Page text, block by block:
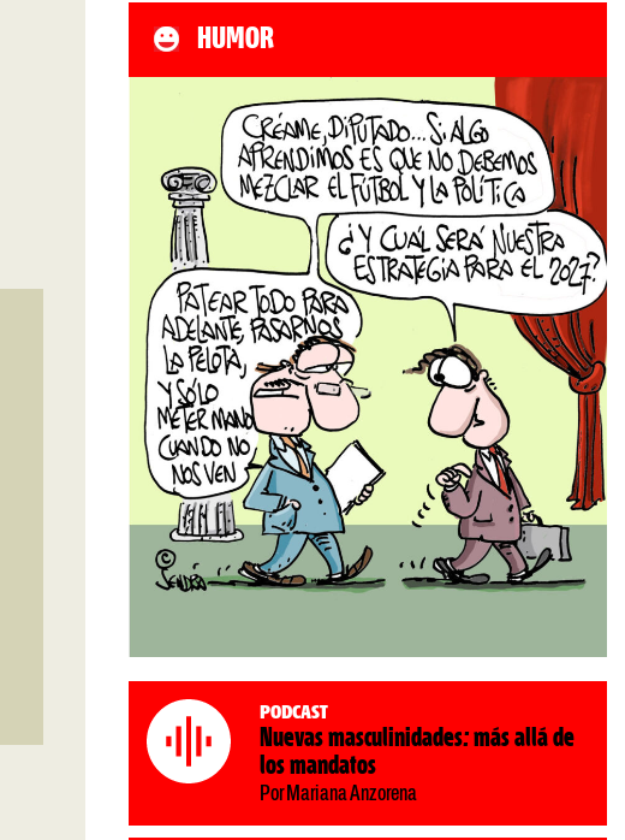
HUMOR
Podcast
Nuevas masculinidades: más allá de
los mandatos
Por Mariana Anzorena